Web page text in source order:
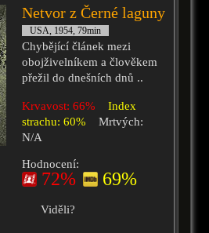
Netvor z Černé laguny
USA, 1954, 79min
Chybějící článek mezi
obojživelníkem a člověkem
přežil do dnešních dnů ..
Krvavost: 66%
Index
strachu: 60%
Mrtvých:
N/A
Hodnocení:
72% 69%
Viděli?